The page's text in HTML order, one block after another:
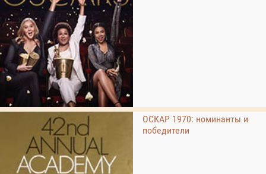
ОСКАР 1970: номинанты и
победители